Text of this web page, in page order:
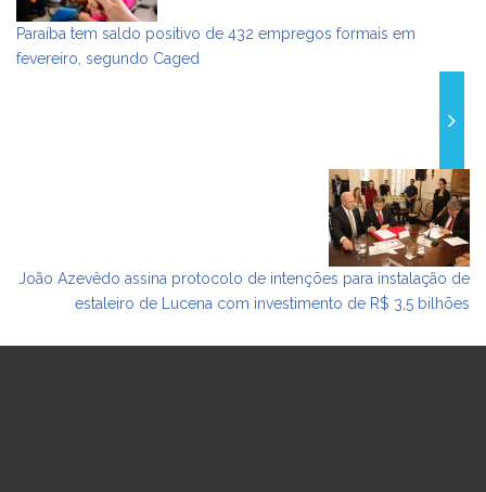
Paraíba tem saldo positivo de 432 empregos formais em
fevereiro, segundo Caged
João Azevêdo assina protocolo de intenções para instalação de
estaleiro de Lucena com investimento de R$ 3,5 bilhões